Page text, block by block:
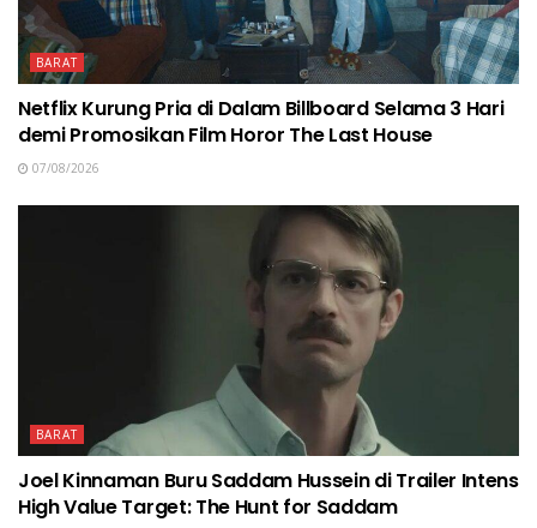
BARAT
Netflix Kurung Pria di Dalam Billboard Selama 3 Hari
demi Promosikan Film Horor The Last House
07/08/2026
BARAT
Joel Kinnaman Buru Saddam Hussein di Trailer Intens
High Value Target: The Hunt for Saddam